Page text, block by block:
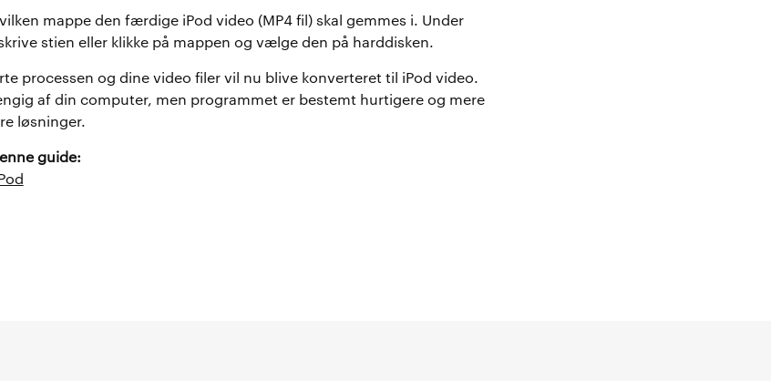
mappe den færdige iPod video (MP4 fil) skal gemmes i. Under
stien eller klikke på mappen og vælge den på harddisken.
processen og dine video filer vil nu blive konverteret til iPod video.
af din computer, men programmet er bestemt hurtigere og mere
løsninger.
guide: